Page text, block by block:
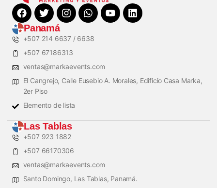
Panamá
+507 214 6637 / 6638
+507 67186313
ventas@markaevents.com
El Cangrejo, Calle Eusebio A. Morales, Edificio Casa Marka,
2er Piso
Elemento de lista
Las Tablas
+507 923 1882
+507 66170306
ventas@markaevents.com
Santo Domingo, Las Tablas, Panamá.